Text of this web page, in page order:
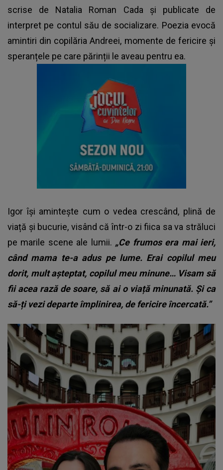
scrise de Natalia Roman Cada și publicate de
interpret pe contul său de socializare. Poezia evocă
amintiri din copilăria Andreei, momente de fericire și
speranțele pe care părinții le aveau pentru ea.
Igor își amintește cum o vedea crescând, plină de
viață și bucurie, visând că într-o zi fiica sa va străluci
pe marile scene ale lumii. „Ce frumos era mai ieri,
când mama te-a adus pe lume. Erai copilul meu
dorit, mult așteptat, copilul meu minune… Visam să
fii acea rază de soare, să ai o viață minunată. Și ca
să-ți vezi departe împlinirea, de fericire încercată.”